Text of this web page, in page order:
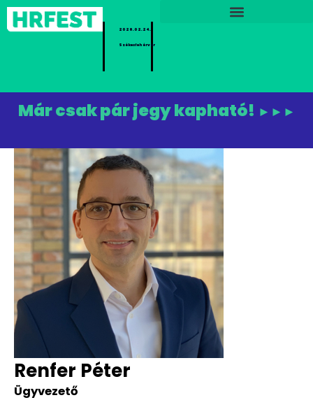
2026.02.24.
Székesfehérvár
Már csak pár jegy kapható! ►►►
Renfer Péter
Ügyvezető